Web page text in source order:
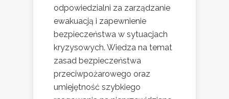
odpowiedzialni za zarządzanie
ewakuacją i zapewnienie
bezpieczeństwa w sytuacjach
kryzysowych. Wiedza na temat
zasad bezpieczeństwa
przeciwpożarowego oraz
umiejętność szybkiego